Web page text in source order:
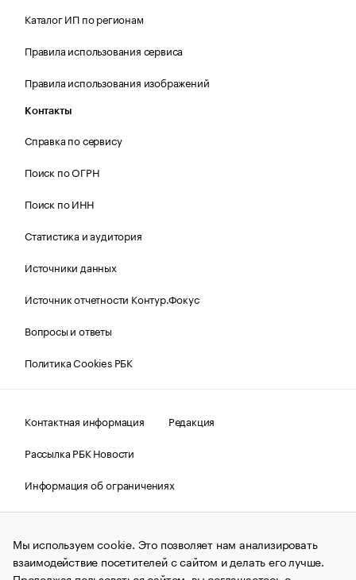
Каталог ИП по регионам
Правила использования сервиса
Правила использования изображений
Контакты
Справка по сервису
Поиск по ОГРН
Поиск по ИНН
Статистика и аудитория
Источники данных
Источник отчетности Контур.Фокус
Вопросы и ответы
Политика Cookies РБК
Контактная информация
Редакция
Рассылка РБК Новости
Информация об ограничениях
Правовая информация
О соблюдении авторских прав
© АО «РОСБИЗНЕСКОНСАЛТИНГ»,1995–2026.Сообщения
и материалы информационного агентства «РБК»
(зарегистрировано Федеральной службой по надзору в сфере
Мы используем cookie. Это позволяет нам анализировать
взаимодействие посетителей с сайтом и делать его лучше.